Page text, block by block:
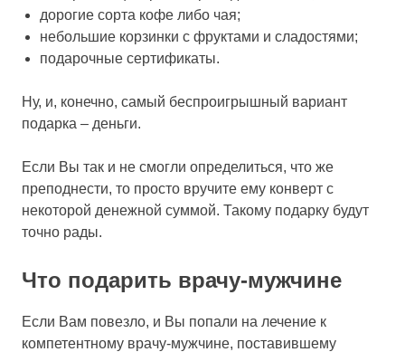
дорогие сорта кофе либо чая;
небольшие корзинки с фруктами и сладостями;
подарочные сертификаты.
Ну, и, конечно, самый беспроигрышный вариант
подарка – деньги.
Если Вы так и не смогли определиться, что же
преподнести, то просто вручите ему конверт с
некоторой денежной суммой. Такому подарку будут
точно рады.
Что подарить врачу-мужчине
Если Вам повезло, и Вы попали на лечение к
компетентному врачу-мужчине, поставившему